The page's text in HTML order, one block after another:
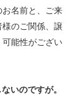
名前と、ご来
のご関係、譲
能性がござい
いのですが。